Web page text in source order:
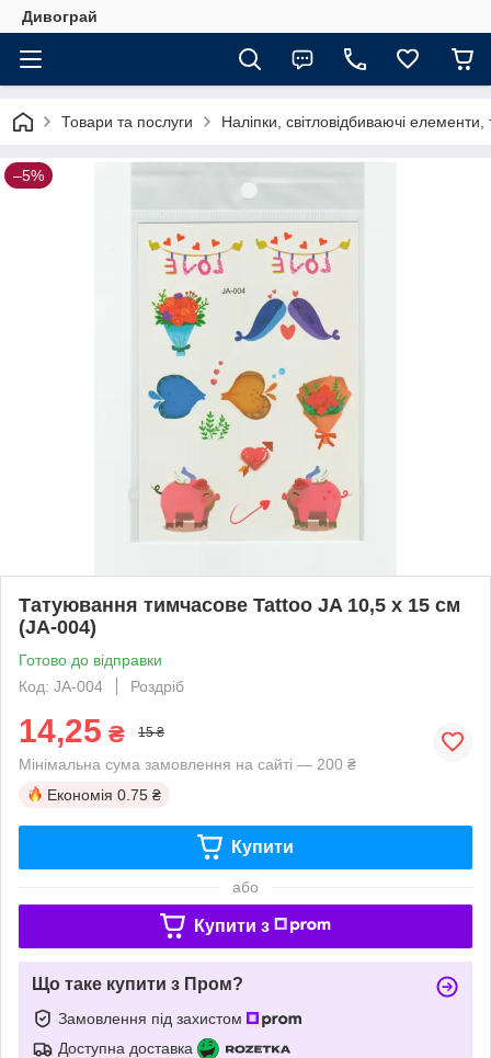
Дивограй
Товари та послуги Наліпки, світловідбиваючі
–5%
Татуювання тимчасове Tattoo JA 10,5 х 15 см
(JA-004)
Готово до відправки
Код: JA-004
Роздріб
14,25 ₴ 15 ₴
Мінімальна сума замовлення на сайті — 200 ₴
Економія 0.75 ₴
Купити
або
Купити з
Що таке купити з Пром?
Замовлення під захистом
Доступна доставка